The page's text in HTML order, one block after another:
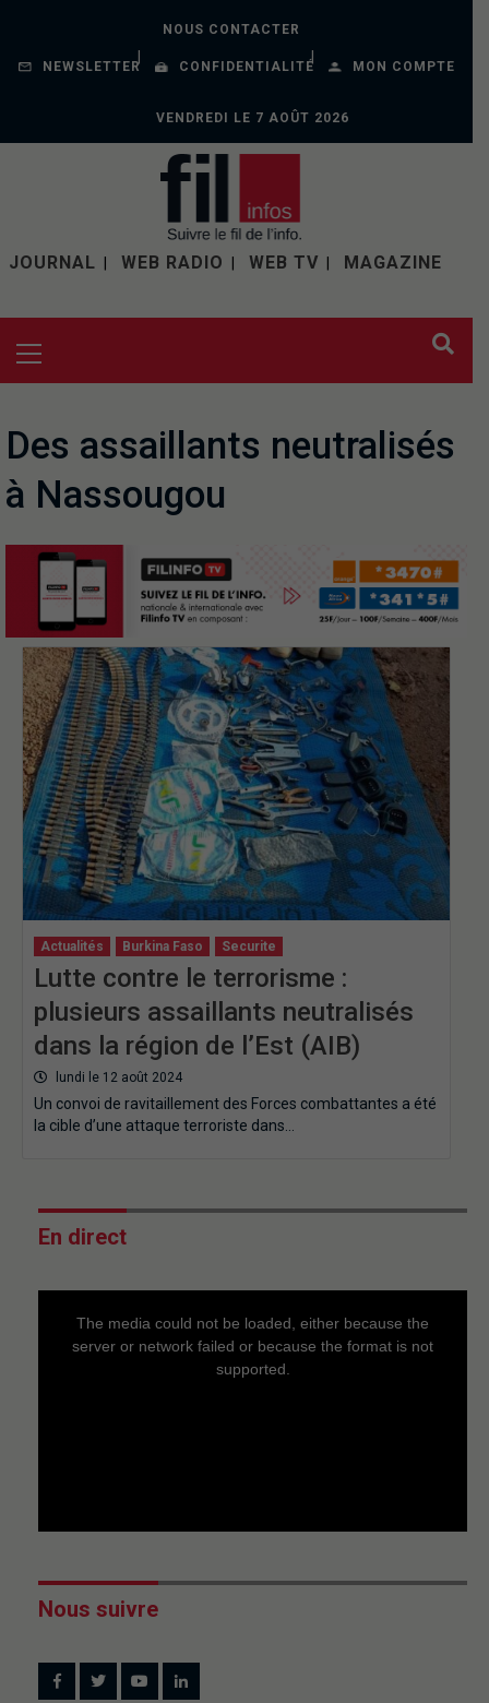
NOUS CONTACTER
NEWSLETTER CONFIDENTIALITÉ MON COMPTE
VENDREDI LE 7 AOÛT 2026
JOURNAL WEB RADIO WEB TV MAGAZINE
Des assaillants neutralisés
à Nassougou
Actualités Burkina Faso Securite
Lutte contre le terrorisme :
plusieurs assaillants neutralisés
dans la région de l’Est (AIB)
lundi le 12 août 2024
Un convoi de ravitaillement des Forces combattantes a été
la cible d’une attaque terroriste dans…
En direct
The media could not be loaded, either because the
server or network failed or because the format is not
supported.
Nous suivre